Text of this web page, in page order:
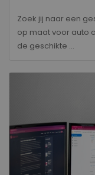
Zoek jij naar een
op maat voor auto
de geschikte ...